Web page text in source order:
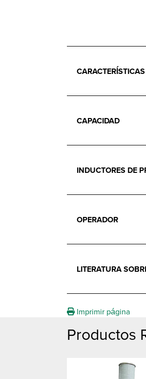
CARACTERÍSTICAS
CAPACIDAD
INDUCTORES DE
OPERADOR
LITERATURA
Imprimir página
Productos